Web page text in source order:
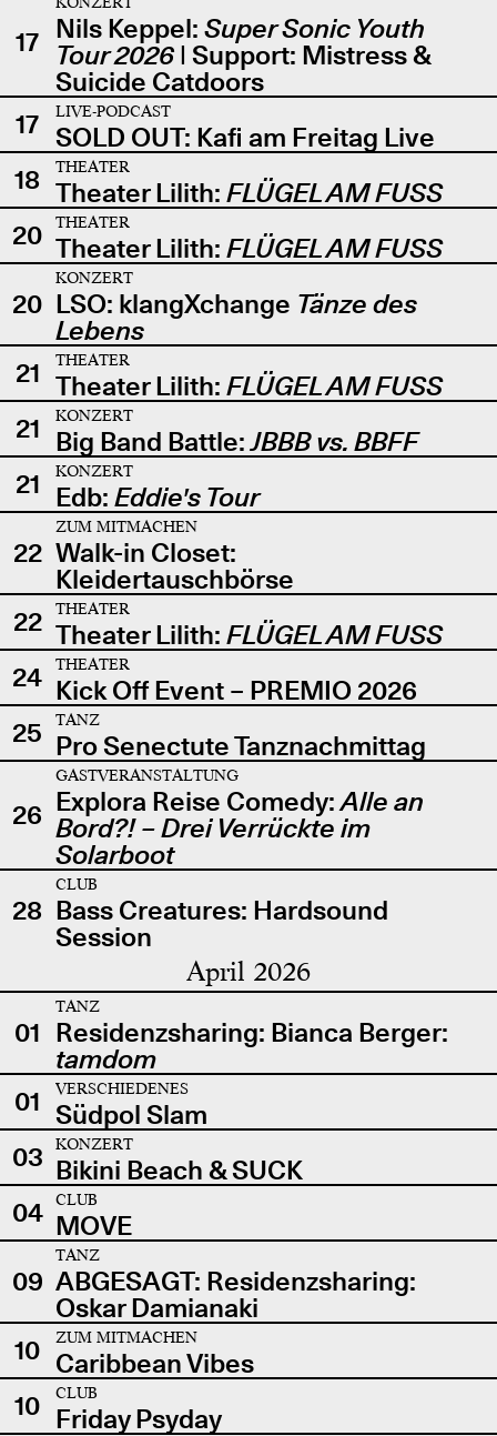
17 Nils Keppel: Super Sonic Youth
Tour 2026| Support: Mistress &
Suicide Catdoors
17
LIVE-PODCAST
SOLD OUT: Kafi am Freitag Live
18
THEATER
Theater Lilith: FLÜGEL AM FUSS
20
THEATER
Theater Lilith: FLÜGEL AM FUSS
20
KONZERT
LSO: klangXchange Tänze des
Lebens
21
THEATER
Theater Lilith: FLÜGEL AM FUSS
21
KONZERT
Big Band Battle:JBBB vs. BBFF
21
KONZERT
Edb: Eddie's Tour
22
ZUM MITMACHEN
Walk-in Closet:
Kleidertauschbörse
22
THEATER
Theater Lilith: FLÜGEL AM FUSS
24
THEATER
Kick Off Event – PREMIO 2026
25
TANZ
Pro Senectute Tanznachmittag
26
GASTVERANSTALTUNG
Explora Reise Comedy:Alle an
Bord?! – Drei Verrückte im
Solarboot
28
CLUB
Bass Creatures: Hardsound
Session
April 2026
01
TANZ
Residenzsharing: Bianca Berger:
tamdom
01
VERSCHIEDENES
Südpol Slam
03
KONZERT
Bikini Beach & SUCK
04
CLUB
MOVE
09
TANZ
ABGESAGT: Residenzsharing:
Oskar Damianaki
10
ZUM MITMACHEN
Caribbean Vibes
10
CLUB
Friday Psyday